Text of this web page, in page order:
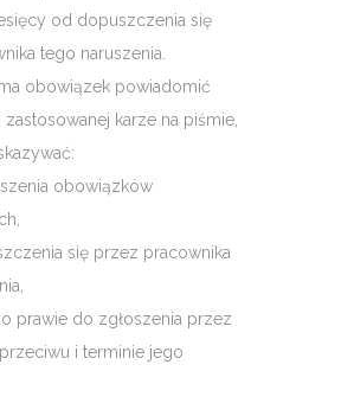
od dopuszczenia się
tego naruszenia.
obowiązek powiadomić
karze na piśmie,
obowiązków
się przez pracownika
prawie do zgłoszenia przez
i terminie jego